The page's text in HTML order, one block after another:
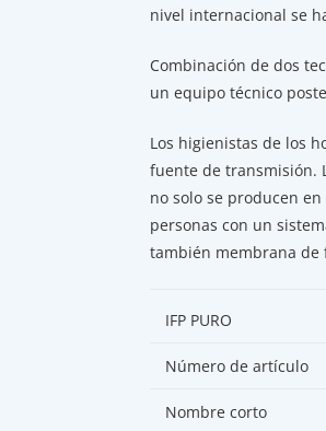
nivel internacional se
Combinación de dos
un equipo técnico
Los higienistas de los
fuente de transmisión.
no solo se producen
personas con un
también membrana de
IFP PURO
Número de artículo
Nombre corto